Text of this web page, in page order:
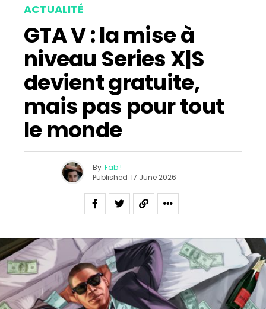
ACTUALITÉ
GTA V : la mise à
niveau Series X|S
devient gratuite,
mais pas pour tout
le monde
By Fab !
Published 17 June 2026